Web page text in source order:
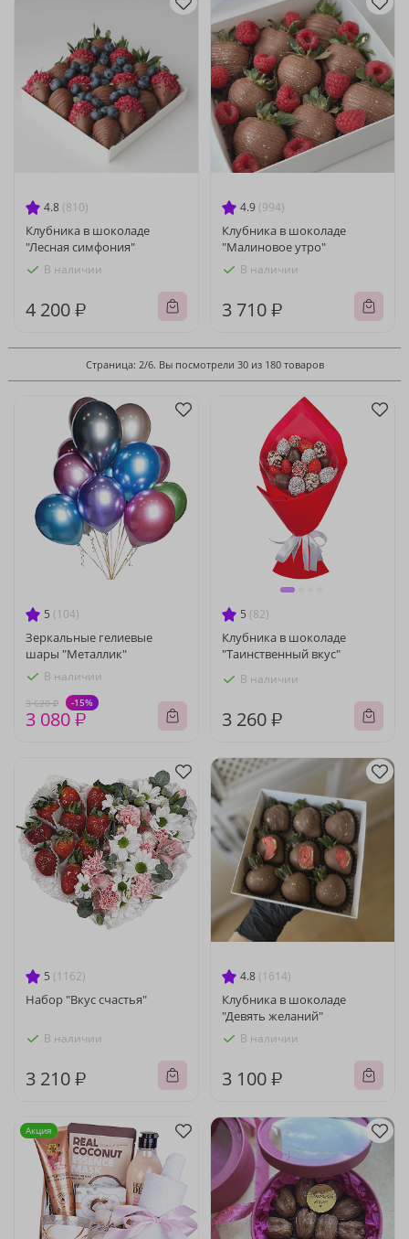
4.8 (810)
Клубника в шоколаде
"Лесная симфония"
В наличии
4 200 ₽
4.9 (994)
Клубника в шоколаде
"Малиновое утро"
В наличии
3 710 ₽
Страница: 2/6. Вы посмотрели 30 из 180 товаров
5 (104)
Зеркальные гелиевые
шары "Металлик"
В наличии
3 620 ₽ -15%
3 080 ₽
5 (82)
Клубника в шоколаде
"Таинственный вкус"
В наличии
3 260 ₽
5 (1162)
Набор "Вкус счастья"
В наличии
3 210 ₽
4.8 (1614)
Клубника в шоколаде
"Девять желаний"
В наличии
3 100 ₽
Акция